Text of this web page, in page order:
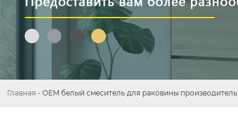
Главная - OEM белый смеситель для раковины производитель